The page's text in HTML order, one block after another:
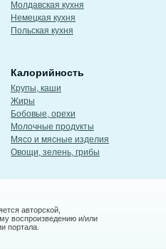
Молдавская кухня
Немецкая кухня
Польская кухня
Калорийность
Крупы, каши
Жиры
Бобовые, орехи
Молочные продукты
Мясо и мясные изделия
Овощи, зелень, грибы
авторской,
воспроизведению и/или
портала.